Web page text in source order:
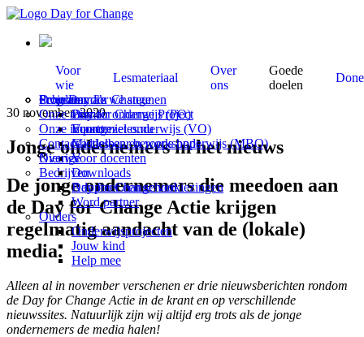
Voor
wie
Scholen
Primair onderwijs (PO)
Voortgezet onderwijs (VO)
Middelbaar beroeps onderwijs (MBO)
Voor docenten
Bedrijven
Adopteer een school
Word partner
Ouders
Onderwijsprojecten
Jouw kind
Help mee
Lesmateriaal
Programma’s
Day for Change Project
Economieles.nu
Gastlessen en workshops
Overige
Downloads
Day for Change verkiezingen
Over
ons
Over Day for Change
Onze missie
Onze impact
Contact
Nieuws
Goede
doelen
Projecten die we steunen
30 november, 2020
Jonge ondernemers in het nieuws
De jonge ondernemers die meedoen aan
de Day for Change Actie krijgen
regelmatig aandacht van de (lokale)
media.
Alleen al in november verschenen er drie nieuwsberichten rondom
de Day for Change Actie in de krant en op verschillende
nieuwssites. Natuurlijk zijn wij altijd erg trots als de jonge
ondernemers de media halen!